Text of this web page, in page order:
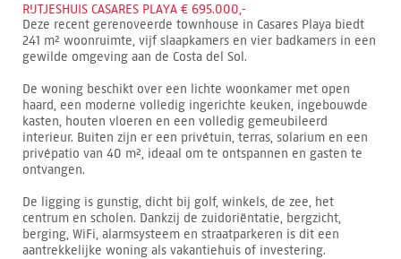
RIJTJESHUIS CASARES PLAYA € 695.000,-
Deze recent gerenoveerde townhouse in Casares Playa biedt
241 m² woonruimte, vijf slaapkamers en vier badkamers in een
gewilde omgeving aan de Costa del Sol.
De woning beschikt over een lichte woonkamer met open
haard, een moderne volledig ingerichte keuken, ingebouwde
kasten, houten vloeren en een volledig gemeubileerd
interieur. Buiten zijn er een privétuin, terras, solarium en een
privépatio van 40 m², ideaal om te ontspannen en gasten te
ontvangen.
De ligging is gunstig, dicht bij golf, winkels, de zee, het
centrum en scholen. Dankzij de zuidoriëntatie, bergzicht,
berging, WiFi, alarmsysteem en straatparkeren is dit een
aantrekkelijke woning als vakantiehuis of investering.